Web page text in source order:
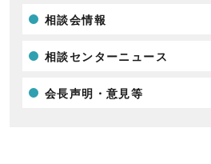
相談会情報
相談センターニュース
会長声明・意見等